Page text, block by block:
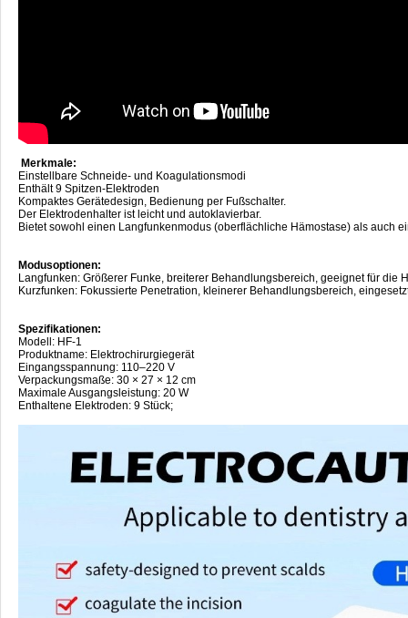
Merkmale:
Einstellbare Schneide- und Koagulationsmodi
Enthält 9 Spitzen-Elektroden
Kompaktes Gerätedesign, Bedienung per Fußschalter.
Der Elektrodenhalter ist leicht und autoklavierbar.
Bietet sowohl einen Langfunkenmodus (oberflächliche Hämostase) als auch
Modusoptionen:
Langfunken: Größerer Funke, breiterer Behandlungsbereich, geeignet für die
Kurzfunken: Fokussierte Penetration, kleinerer Behandlungsbereich,
Spezifikationen:
Modell: HF-1
Produktname: Elektrochirurgiegerät
Eingangsspannung: 110–220 V
Verpackungsmaße: 30 × 27 × 12 cm
Maximale Ausgangsleistung: 20 W
Enthaltene Elektroden: 9 Stück;